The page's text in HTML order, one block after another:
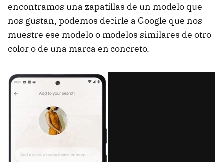
encontramos una zapatillas de un modelo que
nos gustan, podemos decirle a Google que nos
muestre ese modelo o modelos similares de otro
color o de una marca en concreto.